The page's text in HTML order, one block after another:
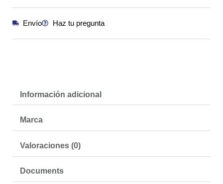
Envío Haz tu pregunta
Información adicional
Marca
Valoraciones (0)
Documents